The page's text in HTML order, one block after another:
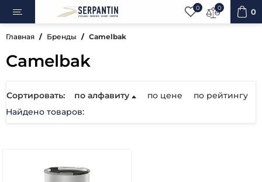
0 0 0
Главная Бренды Camelbak
Camelbak
Сортировать: по алфавиту по цене
по рейтингу
Найдено товаров: